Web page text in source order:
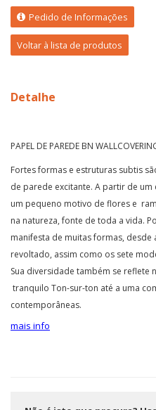
Pedido de Informações
Voltar à lista de produtos
Detalhe
PAPEL DE PAREDE BN
Fortes formas e estruturas subtis
de parede excitante. A partir de
um pequeno motivo de flores e
na natureza, fonte de toda a vida.
manifesta de muitas formas,
revoltado, assim como os sete
Sua diversidade também se reflete
tranquilo Ton-sur-ton até a uma
contemporâneas.
mais info